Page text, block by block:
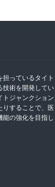
っているタイト
技術を開発してい
トジャンクション
りすることで、医
の強化を目指し